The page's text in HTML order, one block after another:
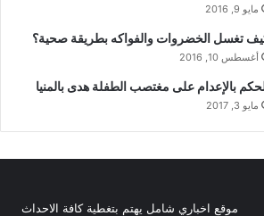
مايو 9, 2016
تغسل الخضروات والفواكه بطريقة صحية؟
أغسطس 10, 2016
بالإعدام على مغتصب الطفلة هدى بالمنيا
مايو 3, 2017
موقع اخباري شامل يهتم بتغطية كافة الاحداث